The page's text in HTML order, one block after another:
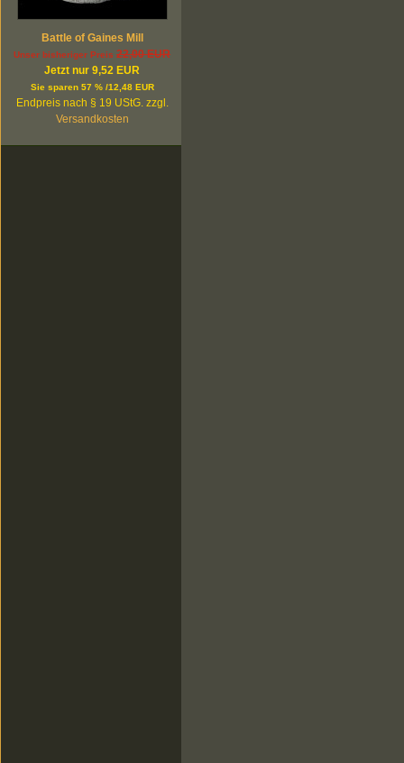
Battle of Gaines Mill
Unser bisheriger Preis 22,00 EUR
Jetzt nur 9,52 EUR
Sie sparen 57 % /12,48 EUR
Endpreis nach § 19 UStG. zzgl.
Versandkosten